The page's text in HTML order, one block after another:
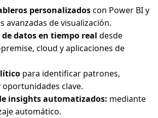
personalizadoscon Power BI y
avanzadas de visualización.
datos en tiempo real desde
cloud y aplicaciones de
para identificar patrones,
oportunidades clave.
insights automatizados: mediante
automático.